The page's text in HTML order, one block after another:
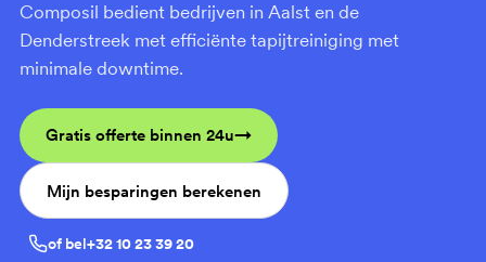
Composil bedient bedrijven in Aalst en de
Denderstreek met efficiënte tapijtreiniging met
minimale downtime.
Gratis offerte binnen 24u
Mijn besparingen berekenen
of bel+32 10 23 39 20